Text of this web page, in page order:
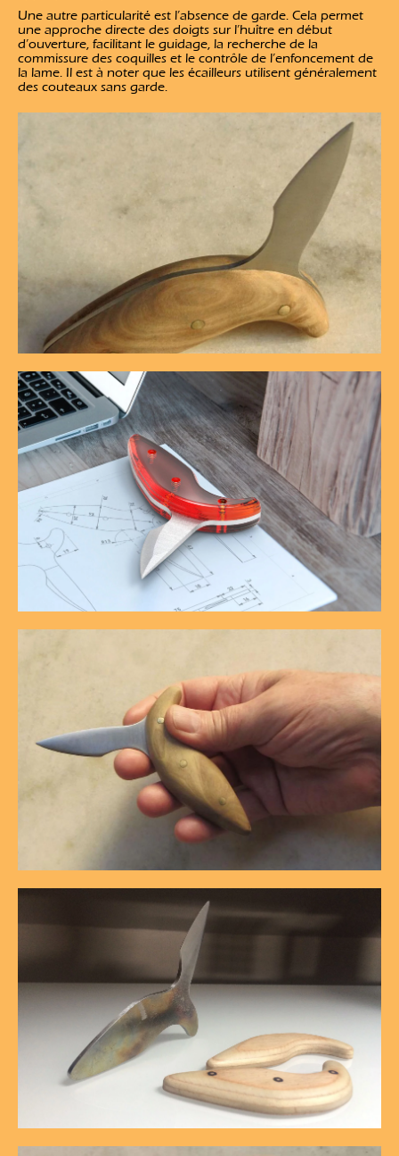
Une autre particularité est l’absence de garde. Cela permet
une approche directe des doigts sur l’huître en début
d’ouverture, facilitant le guidage, la recherche de la
commissure des coquilles et le contrôle de l’enfoncement de
la lame. Il est à noter que les écailleurs utilisent généralement
des couteaux sans garde.